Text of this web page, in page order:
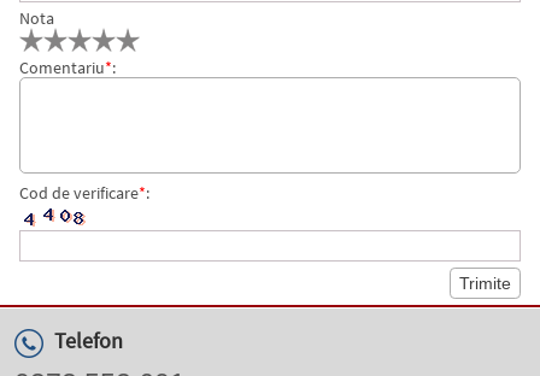
Nota
Comentariu*:
Cod de verificare*:
Telefon